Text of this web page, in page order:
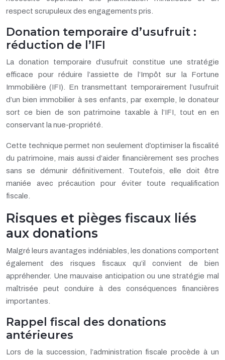
respect scrupuleux des engagements pris.
Donation temporaire d’usufruit :
réduction de l’IFI
La donation temporaire d’usufruit constitue une stratégie
efficace pour réduire l’assiette de l’Impôt sur la Fortune
Immobilière (IFI). En transmettant temporairement l’usufruit
d’un bien immobilier à ses enfants, par exemple, le donateur
sort ce bien de son patrimoine taxable à l’IFI, tout en en
conservant la nue-propriété.
Cette technique permet non seulement d’optimiser la fiscalité
du patrimoine, mais aussi d’aider financièrement ses proches
sans se démunir définitivement. Toutefois, elle doit être
maniée avec précaution pour éviter toute requalification
fiscale.
Risques et pièges fiscaux liés
aux donations
Malgré leurs avantages indéniables, les donations comportent
également des risques fiscaux qu’il convient de bien
appréhender. Une mauvaise anticipation ou une stratégie mal
maîtrisée peut conduire à des conséquences financières
importantes.
Rappel fiscal des donations
antérieures
Lors de la succession, l’administration fiscale procède à un